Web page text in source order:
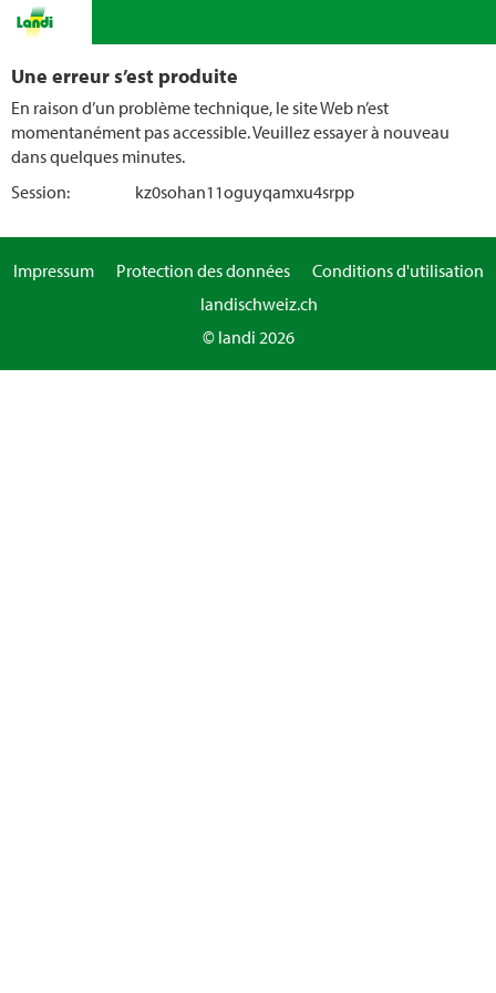
Une erreur s’est produite
En raison d’un problème technique, le site Web n’est
momentanément pas accessible. Veuillez essayer à nouveau
dans quelques minutes.
Session:
kz0sohan11oguyqamxu4srpp
Impressum Protection des données
Conditions d'utilisation
landischweiz.ch
© landi 2026